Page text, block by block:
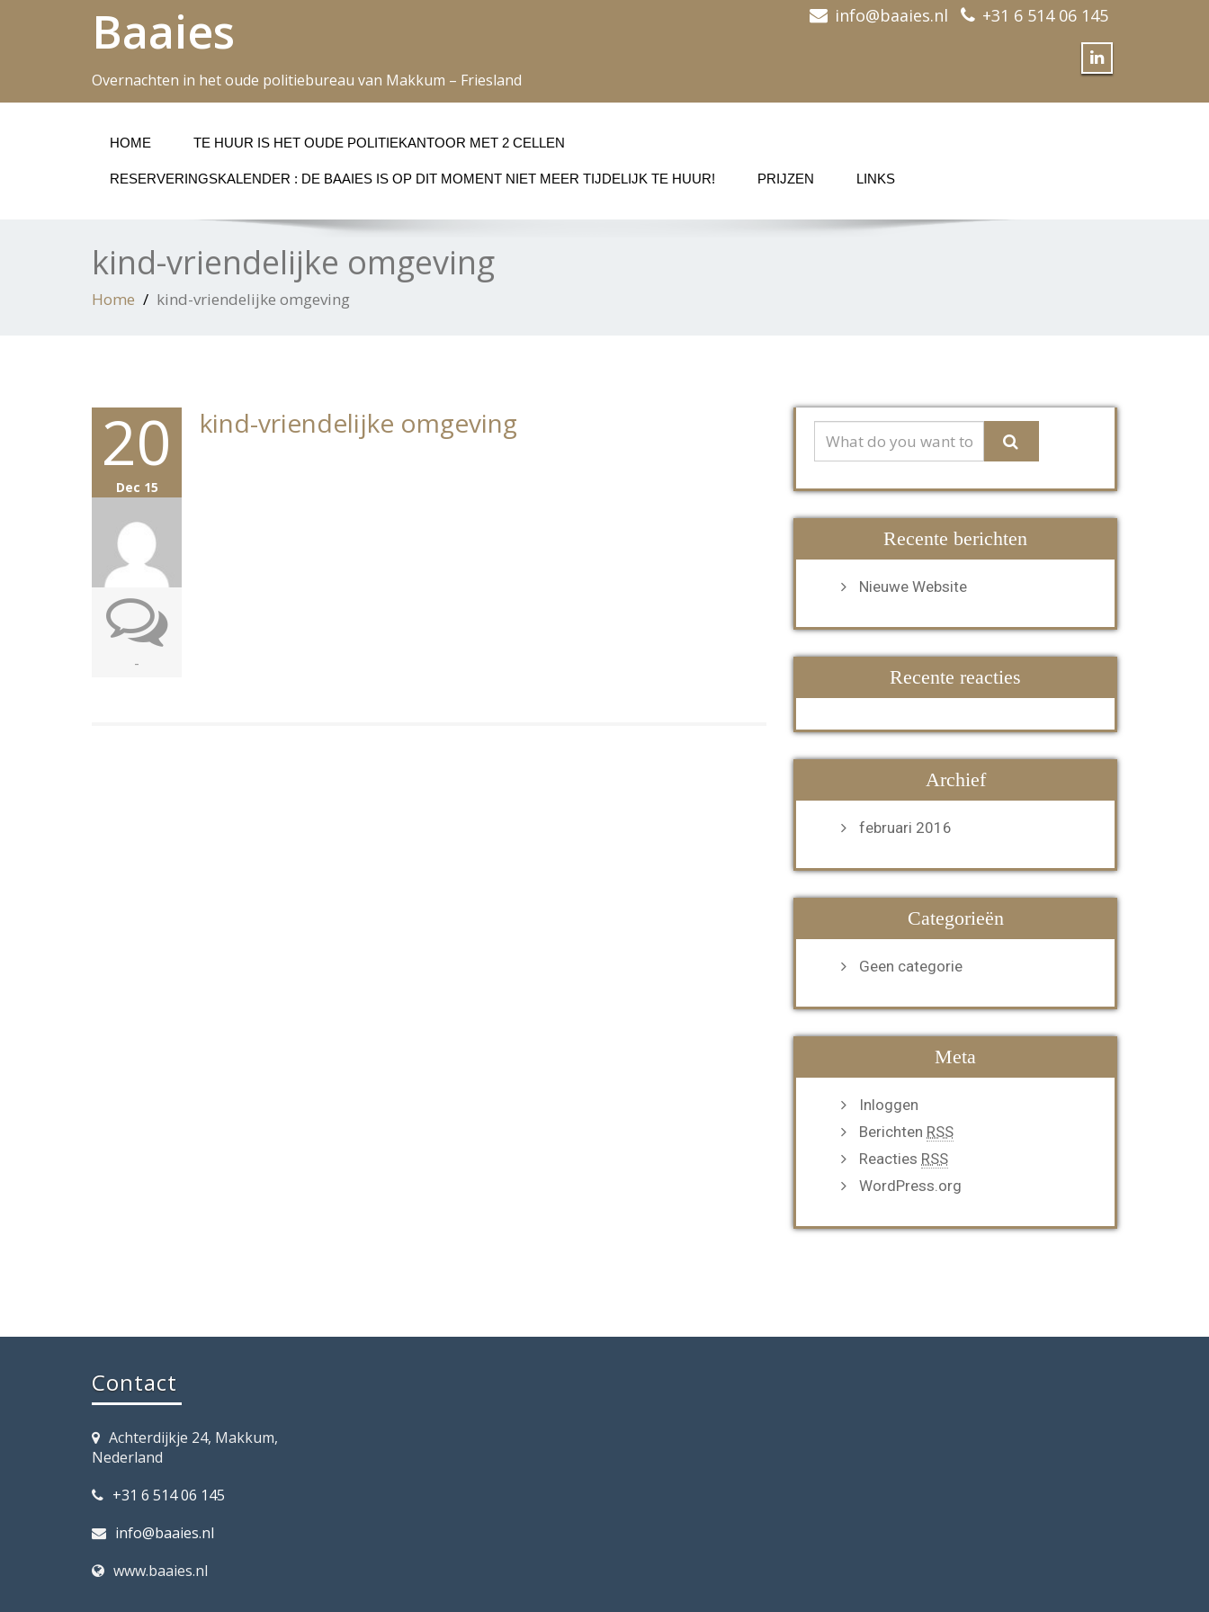
Baaies
Overnachten in het oude politiebureau van Makkum – Friesland
info@baaies.nl +31 6 514 06 145
HOME TE HUUR IS HET OUDE POLITIEKANTOOR MET 2 CELLEN
RESERVERINGSKALENDER : DE BAAIES IS OP DIT MOMENT NIET MEER TIJDELIJK TE HUUR! PRIJZEN LINKS
kind-vriendelijke omgeving
Home kind-vriendelijke omgeving
20
Dec 15
-
kind-vriendelijke omgeving
Recente berichten
Nieuwe Website
Recente reacties
Archief
februari 2016
Categorieën
Geen categorie
Meta
Inloggen
Berichten RSS
Reacties RSS
WordPress.org
Contact
Achterdijkje 24, Makkum,
Nederland
+31 6 514 06 145
info@baaies.nl
www.baaies.nl